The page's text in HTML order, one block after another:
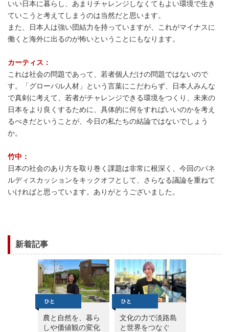
いい日本に暮らし、あまりチャレンジしなくてもよい環境で生き
ていこうと考えてしまうのは当然だと思います。
また、日本人は強い団結力を持っていますが、これがマイナスに
働くと海外に出るのが怖いということにもなります。
カーティス：
これは社会の問題であって、若者個人だけの問題ではないので
す。「グローバル人材」という言葉にこだわらず、日本人みんな
で真剣に考えて、若者がチャレンジできる環境をつくり、未来の
日本をより良くするために、具体的に何をすればいいのかを考え
るべきだということが、今日の私たちの結論ではないでしょう
か。
竹中：
日本の社会のあり方を取り巻く課題は非常に根深く、今回のパネ
ルディスカッションをキックオフとして、さらなる議論を重ねて
いければと思っています。ありがとうございました。
新着記事
農と自然を、暮ら
しや価値観の変化
文化の力で淡路島
と世界をつなぐ